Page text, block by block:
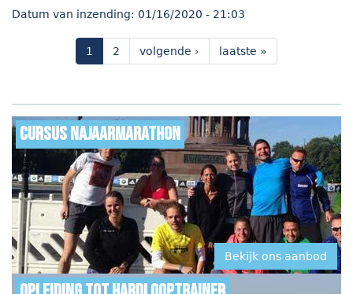
Datum van inzending: 01/16/2020 - 21:03
1 2 volgende › laatste »
Cursus najaarmarathon
Bekijk ons aanbod